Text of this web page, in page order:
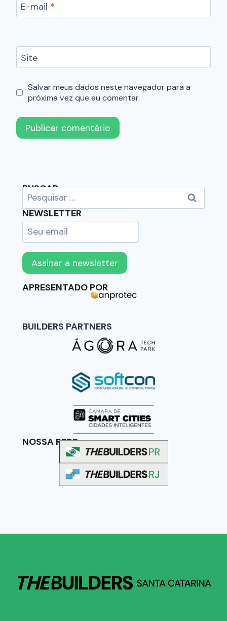
E-mail *
Site
Salvar meus dados neste navegador para a
próxima vez que eu comentar.
BUSCAR
NEWSLETTER
APRESENTADO POR
BUILDERS PARTNERS
NOSSA REDE